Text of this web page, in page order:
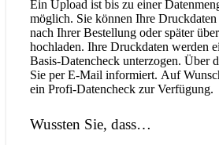
Ein Upload ist bis zu einer
möglich. Sie können Ihre
nach Ihrer Bestellung oder später
hochladen. Ihre Druckdaten werden
Basis-Datencheck unterzogen. Über
Sie per E-Mail informiert. Auf
ein Profi-Datencheck zur Verfügung.
Wussten Sie, dass…